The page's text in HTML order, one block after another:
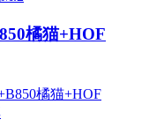
橘猫+HOF